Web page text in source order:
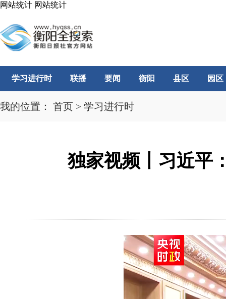
网站统计 网站统计
学习进行时 联播 要闻 衡阳 县区 园区
我的位置： 首页 > 学习进行时
独家视频丨习近平